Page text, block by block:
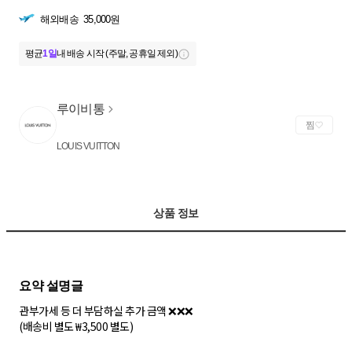
해외배송 35,000원
평균1일내 배송 시작 (주말, 공휴일 제외)
루이비통
LOUIS VUITTON
찜
상품 정보
요약 설명글
관부가세 등 더 부담하실 추가 금액 ❌❌❌
(배송비 별도 ₩3,500 별도)